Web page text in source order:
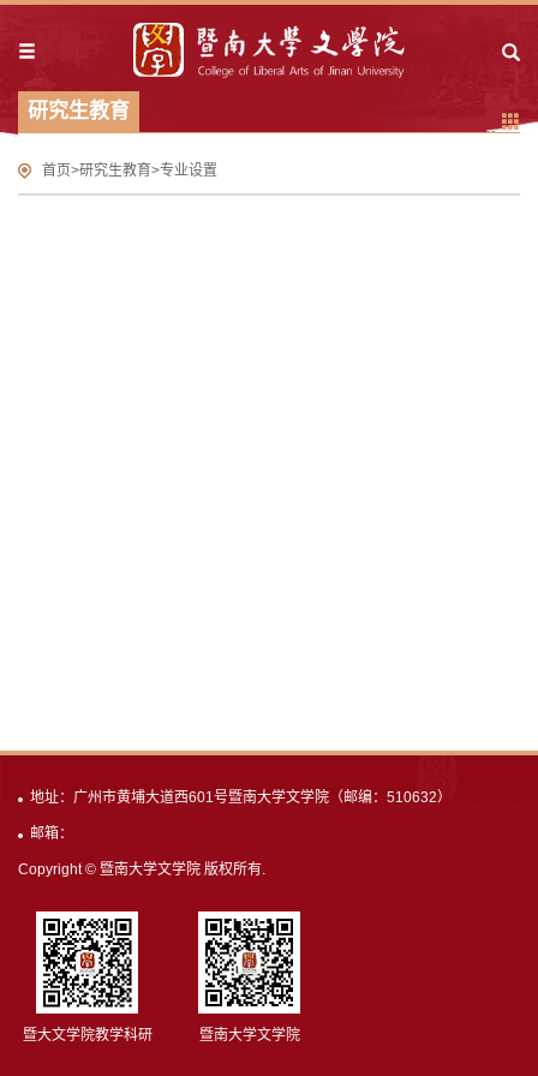
研究生教育
首页>研究生教育>专业设置
地址：广州市黄埔大道西601号暨南大学文学院（邮编：510632）
邮箱：
Copyright © 暨南大学文学院 版权所有.
暨大文学院教学科研 暨南大学文学院